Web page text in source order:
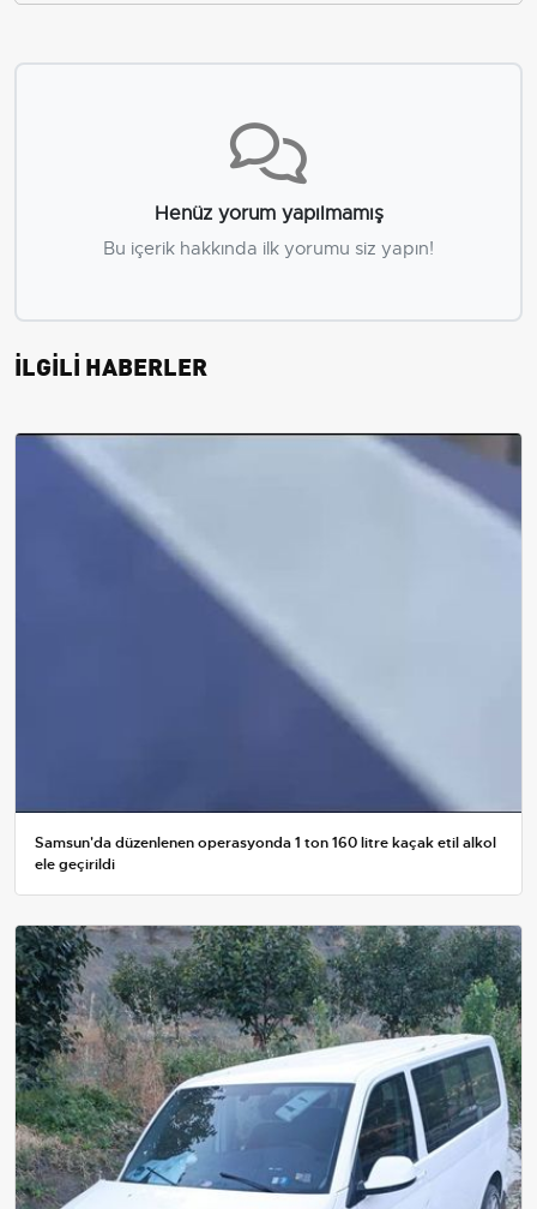
Henüz yorum yapılmamış
Bu içerik hakkında ilk yorumu siz yapın!
İLGİLİ HABERLER
Samsun'da düzenlenen operasyonda 1 ton 160 litre kaçak etil alkol
ele geçirildi